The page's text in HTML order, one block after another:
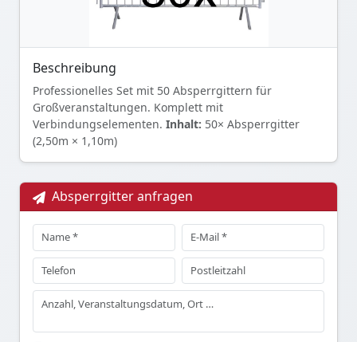
Beschreibung
Professionelles Set mit 50 Absperrgittern für
Großveranstaltungen. Komplett mit
Verbindungselementen. Inhalt: 50× Absperrgitter
(2,50m × 1,10m)
Absperrgitter anfragen